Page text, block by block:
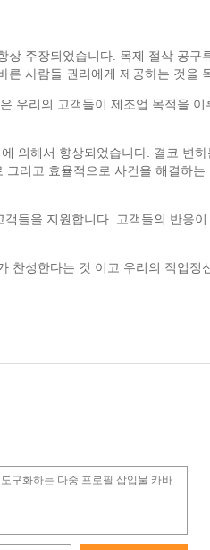
주장되었습니다. 목제 절삭 공구
사람들 권리에게 제공하는 것을
우리의 고객들이 제조업 목적을
의해서 향상되었습니다. 결코 변
리고 효율적으로 사건을 해결하
들을 지원합니다. 고객들의 반응
성한다는 것 이고 우리의 직업정